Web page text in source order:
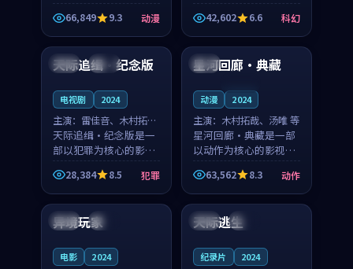
品，围绕危机、反转与
人物成长展开，整体节
奏紧凑，值得推荐观
看。
66,849 9.3 动漫
品，围绕危机、反转与
人物成长展开，整体节
奏紧凑，值得推荐观
看。
42,602 6.6 科幻
日本 杜比
天际追缉·纪念版
电视剧 2024
主演： 雷佳音、木村拓哉
等
天际追缉·纪念版是一
部以犯罪为核心的影视
作品，围绕危机、反转
与人物成长展开，整体
节奏紧凑，值得推荐观
看。
28,384 8.5 犯罪
中国
星河回廊·典藏
动漫 2024
主演： 木村拓哉、汤唯 等
星河回廊·典藏是一部
以动作为核心的影视作
品，围绕危机、反转与
人物成长展开，整体节
奏紧凑，值得推荐观
看。
63,562 8.3 动作
中国 热播
异境玩家
电影 2024
日本 热播
天际逃生
纪录片 2024